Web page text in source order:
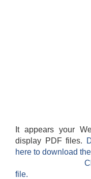
It appears your
display PDF files.
here to download
file.